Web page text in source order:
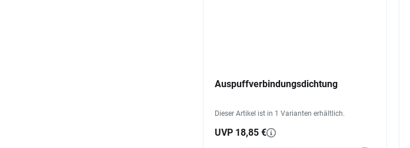
Auspuffverbindungsdichtung
Dieser Artikel ist in 1 Varianten erhältlich.
UVP 18,85 €